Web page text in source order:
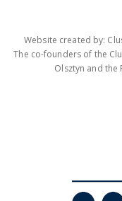
Website created by:
The co-founders of the
Olsztyn and the